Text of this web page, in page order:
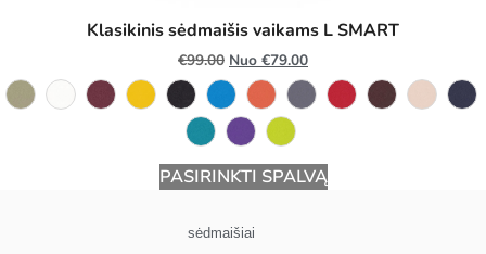
Klasikinis sėdmaišis vaikams L SMART
€99.00 Nuo €79.00
PASIRINKTI SPALVĄ
sėdmaišiai